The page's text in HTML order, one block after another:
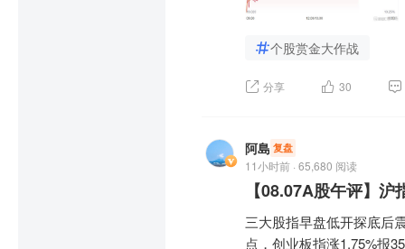
—PCB"链条逐级传导。高
美元和480亿美元。此外
午后半导体设备板块异动
消息面上，日前，SEMI
026年全球半导体制造设
美元，实现连续五年增长
存储芯片概念午后活跃，
亏损净额1.02亿美元，同
截至6月末，公司现金及
受集采、医保降价带来的
管理层指引商业化业务
管线端成为本轮行情的核
个股赏金大作战
分享 30
阿島 复盘
11小时前 · 65,680 阅读
【08.07A股午评】
三大股指早盘低开探底后
点，创业板指涨1.75%报